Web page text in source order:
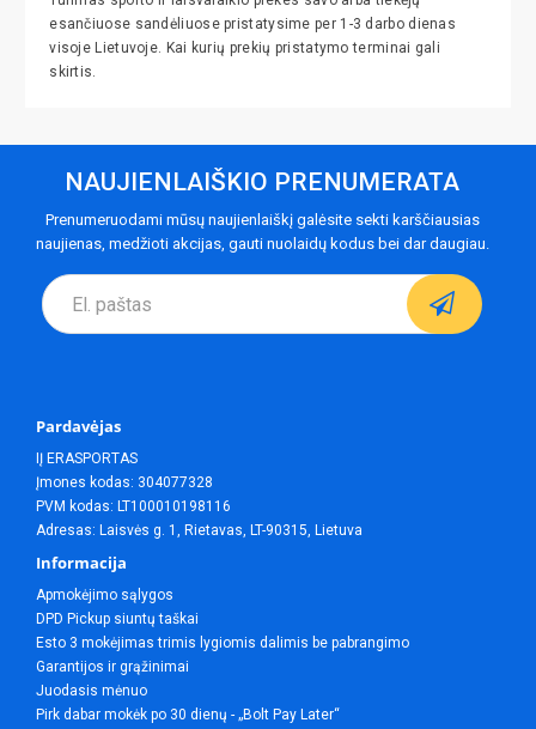
esančiuose sandėliuose pristatysime per 1-3 darbo dienas
visoje Lietuvoje. Kai kurių prekių pristatymo terminai gali
skirtis.
NAUJIENLAIŠKIO PRENUMERATA
Prenumeruodami mūsų naujienlaiškį galėsite sekti karščiausias
naujienas, medžioti akcijas, gauti nuolaidų kodus bei dar daugiau.
Pardavėjas
IĮ ERASPORTAS
Įmones kodas: 304077328
PVM kodas: LT100010198116
Adresas: Laisvės g. 1, Rietavas, LT-90315, Lietuva
Informacija
Apmokėjimo sąlygos
DPD Pickup siuntų taškai
Esto 3 mokėjimas trimis lygiomis dalimis be pabrangimo
Garantijos ir grąžinimai
Juodasis mėnuo
Pirk dabar mokėk po 30 dienų - „Bolt Pay Later“